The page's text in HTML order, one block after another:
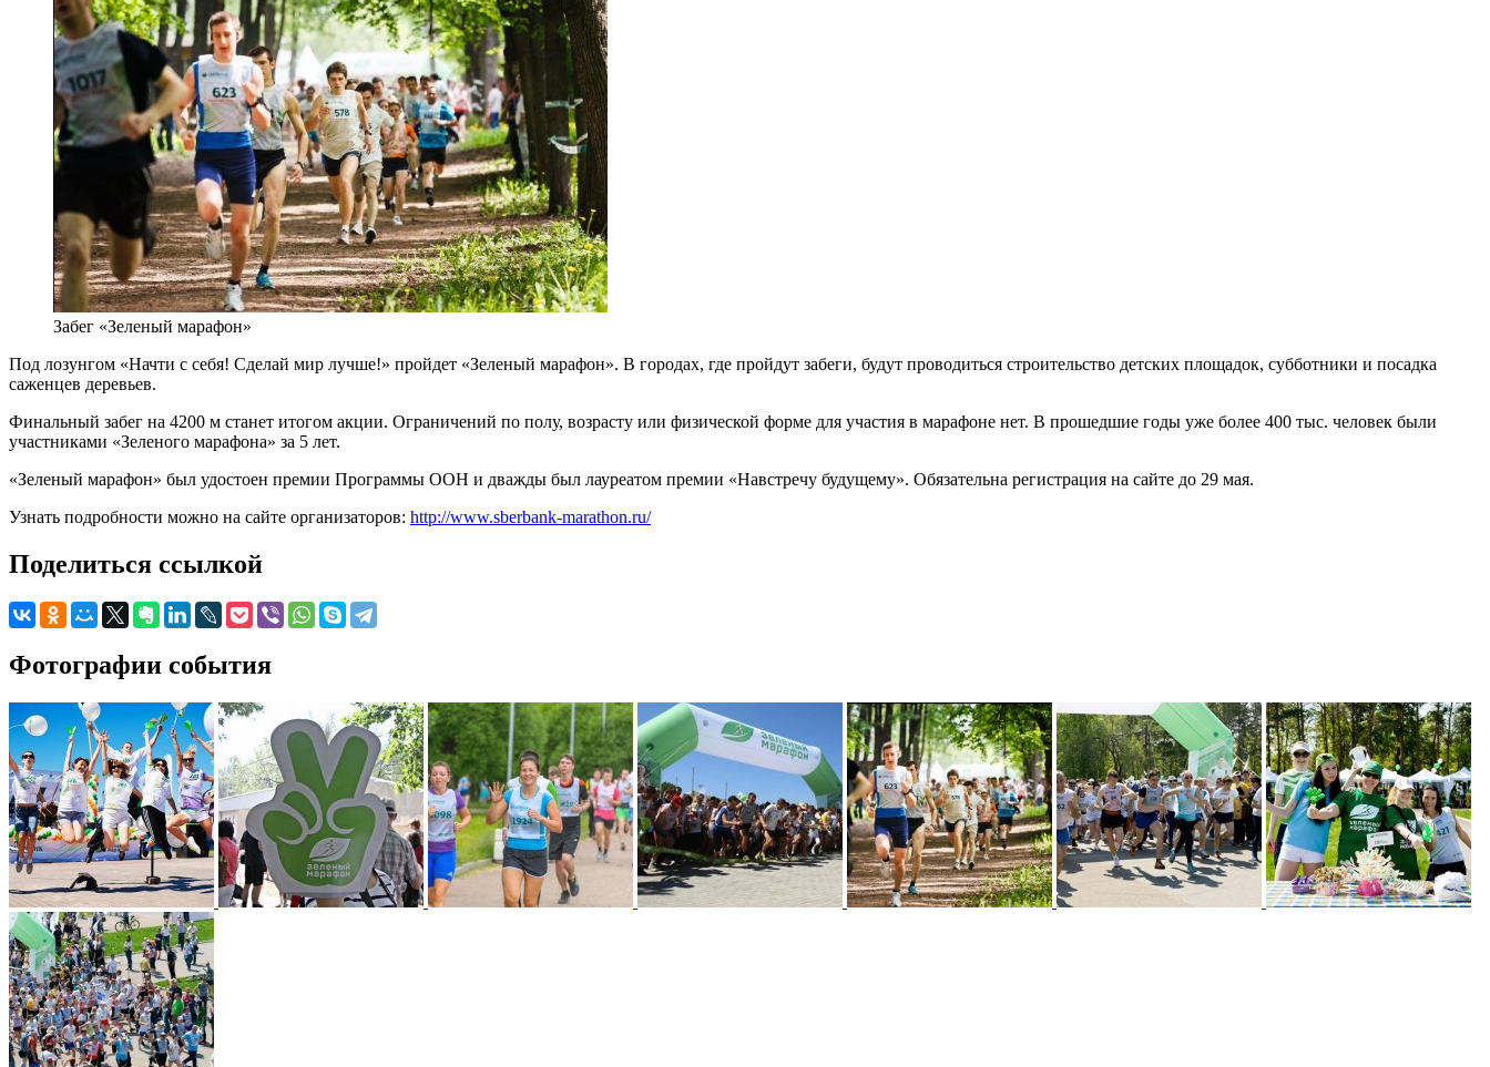
Забег «Зеленый марафон»
Под лозунгом «Начти с себя! Сделай мир лучше!» пройдет «Зеленый марафон». В городах, где пройдут забеги, будут проводиться строительство детских площадок, субботники и посадка
саженцев деревьев.
Финальный забег на 4200 м станет итогом акции. Ограничений по полу, возрасту или физической форме для участия в марафоне нет. В прошедшие годы уже более 400 тыс. человек были
участниками «Зеленого марафона» за 5 лет.
«Зеленый марафон» был удостоен премии Программы ООН и дважды был лауреатом премии «Навстречу будущему». Обязательна регистрация на сайте до 29 мая.
Узнать подробности можно на сайте организаторов: http://www.sberbank-marathon.ru/
Поделиться ссылкой
Фотографии события